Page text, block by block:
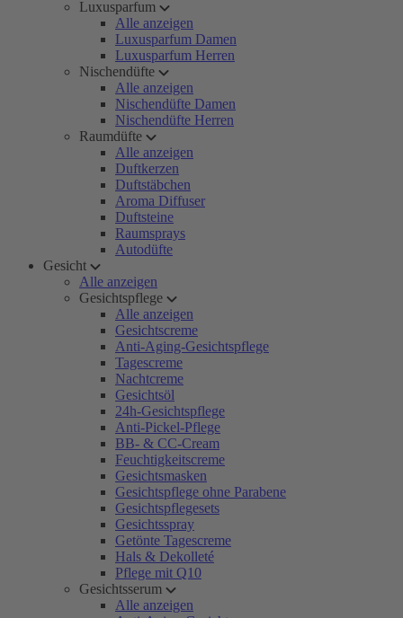
Luxusparfum
Alle anzeigen
Luxusparfum Damen
Luxusparfum Herren
Nischendüfte
Alle anzeigen
Nischendüfte Damen
Nischendüfte Herren
Raumdüfte
Alle anzeigen
Duftkerzen
Duftstäbchen
Aroma Diffuser
Duftsteine
Raumsprays
Autodüfte
Gesicht
Alle anzeigen
Gesichtspflege
Alle anzeigen
Gesichtscreme
Anti-Aging-Gesichtspflege
Tagescreme
Nachtcreme
Gesichtsöl
24h-Gesichtspflege
Anti-Pickel-Pflege
BB- & CC-Cream
Feuchtigkeitscreme
Gesichtsmasken
Gesichtspflege ohne Parabene
Gesichtspflegesets
Gesichtsspray
Getönte Tagescreme
Hals & Dekolleté
Pflege mit Q10
Gesichtsserum
Alle anzeigen